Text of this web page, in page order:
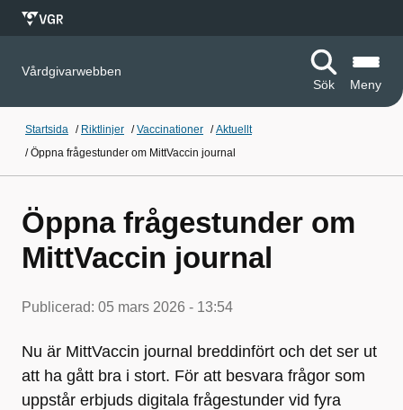
Vårdgivarwebben
Sök
Meny
Startsida / Riktlinjer /Vaccinationer /Aktuellt
/Öppna frågestunder om MittVaccin journal
Öppna frågestunder om
MittVaccin journal
Publicerad: 05 mars 2026 - 13:54
Nu är MittVaccin journal breddinfört och det ser ut
att ha gått bra i stort. För att besvara frågor som
uppstår erbjuds digitala frågestunder vid fyra